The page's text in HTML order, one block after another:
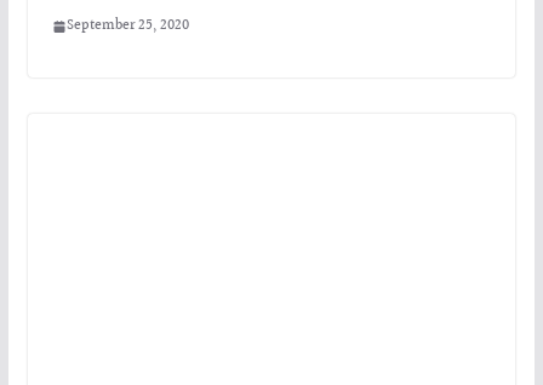
September 25, 2020